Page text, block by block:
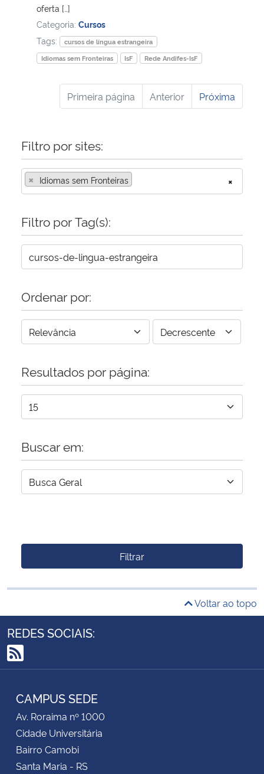
oferta […]
Categoria: Cursos
Tags:
cursos de língua estrangeira
Idiomas sem Fronteiras
IsF Rede Andifes-IsF
Primeira página Anterior Próxima
Filtro por sites:
×
× Idiomas sem Fronteiras
Filtro por Tag(s):
Ordenar por:
Resultados por página:
Buscar em:
Filtrar
Voltar ao topo
REDES SOCIAIS:
RSS
CAMPUS SEDE
Av. Roraima nº 1000
Cidade Universitária
Bairro Camobi
Santa Maria - RS